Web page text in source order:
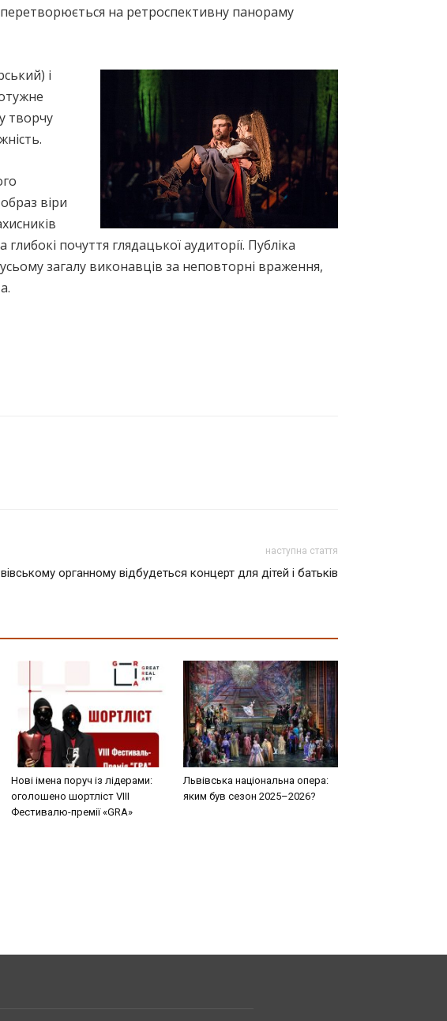
на ретроспективну панораму
і
творчу
віри
почуття глядацької аудиторії. Публіка
загалу виконавців за неповторні враження,
наступна стаття
органному відбудеться концерт для дітей і батьків
Нові імена поруч із лідерами:
оголошено шортліст VIII
Фестивалю-премії «GRA»
Львівська національна опера:
яким був сезон 2025–2026?